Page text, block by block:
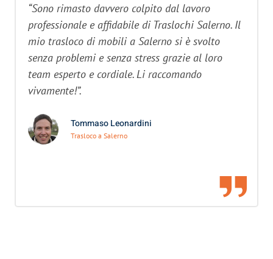
“Sono rimasto davvero colpito dal lavoro
professionale e affidabile di Traslochi Salerno. Il
mio trasloco di mobili a Salerno si è svolto
senza problemi e senza stress grazie al loro
team esperto e cordiale. Li raccomando
vivamente!”.
Tommaso Leonardini
Trasloco a Salerno